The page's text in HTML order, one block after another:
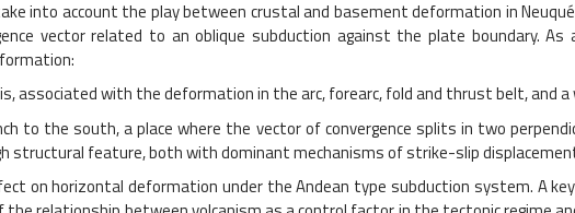
into account the play between crustal and basement deformation in
vector related to an oblique subduction against the plate boundary.
with the deformation in the arc, forearc, fold and thrust belt, and a
to the south, a place where the vector of convergence splits in two
structural feature, both with dominant mechanisms of strike-slip
on horizontal deformation under the Andean type subduction system. A